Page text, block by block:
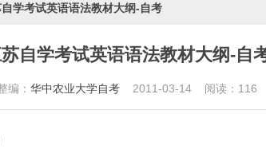
学考试英语语法教材大纲-自考
自学考试英语语法教材大纲-自
编： 华中农业大学自考 2011-03-14 阅读：116